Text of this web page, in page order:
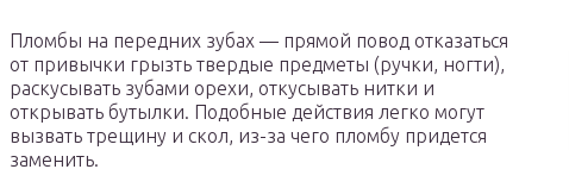
Пломбы на передних зубах — прямой повод отказаться
от привычки грызть твердые предметы (ручки, ногти),
раскусывать зубами орехи, откусывать нитки и
открывать бутылки. Подобные действия легко могут
вызвать трещину и скол, из-за чего пломбу придется
заменить.